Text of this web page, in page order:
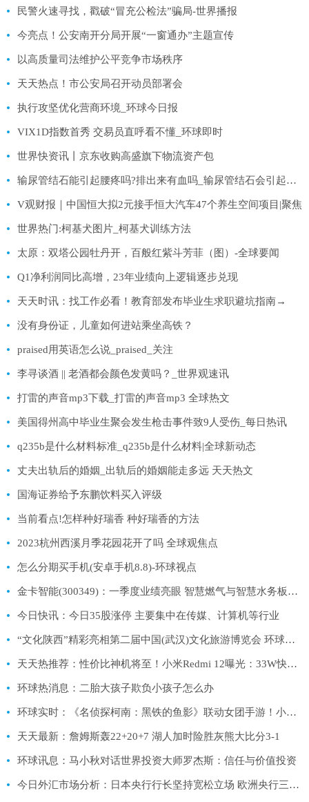
民警火速寻找，戳破“冒充公检法”骗局-世界播报
今亮点！公安南开分局开展“一窗通办”主题宣传
以高质量司法维护公平竞争市场秩序
天天热点！市公安局召开动员部署会
执行攻坚优化营商环境_环球今日报
VIX1D指数首秀 交易员直呼看不懂_环球即时
世界快资讯丨京东收购高盛旗下物流资产包
输尿管结石能引起腰疼吗?排出来有血吗_输尿管结石会引起腰疼吗
V观财报｜中国恒大拟2元接手恒大汽车47个养生空间项目|聚焦
世界热门:柯基犬图片_柯基犬训练方法
太原：双塔公园牡丹开，百般红紫斗芳菲（图）-全球要闻
Q1净利润同比高增，23年业绩向上逻辑逐步兑现
天天时讯：找工作必看！教育部发布毕业生求职避坑指南→
没有身份证，儿童如何进站乘坐高铁？
praised用英语怎么说_praised_关注
李寻谈酒 || 老酒都会颜色发黄吗？_世界观速讯
打雷的声音mp3下载_打雷的声音mp3 全球热文
美国得州高中毕业生聚会发生枪击事件致9人受伤_每日热讯
q235b是什么材料标准_q235b是什么材料|全球新动态
丈夫出轨后的婚姻_出轨后的婚姻能走多远 天天热文
国海证券给予东鹏饮料买入评级
当前看点!怎样种好瑞香 种好瑞香的方法
2023杭州西溪月季花园花开了吗 全球观焦点
怎么分期买手机(安卓手机8.8)-环球视点
金卡智能(300349)：一季度业绩亮眼 智慧燃气与智慧水务板块双增_环球速讯
今日快讯：今日35股涨停 主要集中在传媒、计算机等行业
“文化陕西”精彩亮相第二届中国(武汉)文化旅游博览会 环球速读
天天热推荐：性价比神机将至！小米Redmi 12曝光：33W快充、预装MIUI 14
环球热消息：二胎大孩子欺负小孩子怎么办
环球实时：《名侦探柯南：黑铁的鱼影》联动女团手游！小偶像cos角色齐上阵！
天天最新：詹姆斯轰22+20+7 湖人加时险胜灰熊大比分3-1
环球讯息：马小秋对话世界投资大师罗杰斯：信任与价值投资
今日外汇市场分析：日本央行行长坚持宽松立场 欧洲央行三名管委支持加息